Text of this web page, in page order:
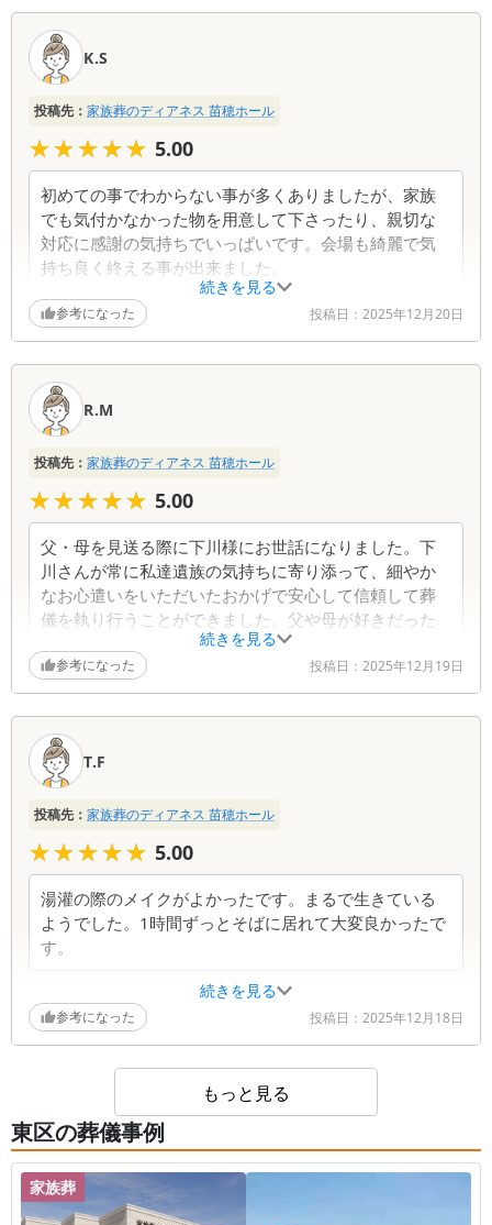
続きを見る
K.S
投稿先： 家族葬のディアネス 苗穂ホール
★★★★★
★★★★★ 5.00
初めての事でわからない事が多くありましたが、家族
でも気付かなかった物を用意して下さったり、親切な
対応に感謝の気持ちでいっぱいです。会場も綺麗で気
持ち良く終える事が出来ました。
葬儀社からの返信コメント
この度は、大切な時にお手伝いをさせていただき、
とのこと、ご不安な中、私どもの対応にご満足いた
ない部分まで配慮し、会場も気持ち良くお過ごしい
ただけたとのこと、安堵いたしました。何かご不明
な点などございましたら、いつでもお気軽にご相談
参考になった 投稿日： 2025年12月20日
続きを見る
R.M
投稿先： 家族葬のディアネス 苗穂ホール
★★★★★
★★★★★ 5.00
父・母を見送る際に下川様にお世話になりました。下
川さんが常に私達遺族の気持ちに寄り添って、細やか
なお心遣いをいただいたおかげで安心して信頼して葬
儀を執り行うことができました。父や母が好きだった
モノと、いつもステキに祭壇に飾っていただき、父母
が一番喜んでいると思います。また、下川さんの説明
はいつも丁寧で的確で不安な私達遺族にとっては何よ
りの支えでした。本当に感謝の気持ちでいっぱいで
す。ありがとうございました。母の葬儀で2日間お世話
になった若い女性の納棺師の方、母が生前とあまり変
わらずとても美しいお化粧や髪型で旅立つことが出
来、とても感動しました。母のお気に入りの口紅を使
葬儀社からの返信コメント
同、故人様への想いを大切に、ご家族様のお気持ち
に寄り添えたのでしたら幸いです。祭壇に飾られた
お好きだった品々、そして納棺師によるお化粧で、
不安なことがございましたら、いつでもお気軽にご
相談ください。心よりお悔やみ申し上げます。
参考になった 投稿日： 2025年12月19日
続きを見る
T.F
投稿先： 家族葬のディアネス 苗穂ホール
★★★★★
★★★★★ 5.00
湯灌の際のメイクがよかったです。まるで生きている
ようでした。1時間ずっとそばに居れて大変良かったで
す。
葬儀社からの返信コメント
この度は、温かいお言葉をいただき、誠にありがと
うございます。湯灌でのメイクに関しまして、故人
様のお姿がまるで生きているようだったとのこと、
大変嬉しく、安堵いたしました。大切な時間をご家
族様と共にお過ごしいただけたことも、私共の喜び
です。何かご心労なことがございましたら、いつで
もご相談ください。心より寄り添わせていただきま
す。
参考になった 投稿日： 2025年12月18日
もっと見る
東区の葬儀事例
家族葬